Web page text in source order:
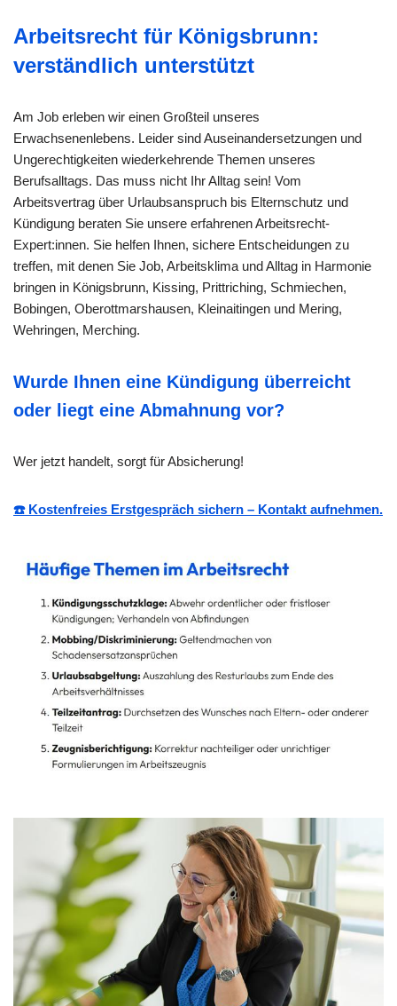
Arbeitsrecht für Königsbrunn:
verständlich unterstützt
Am Job erleben wir einen Großteil unseres
Erwachsenenlebens. Leider sind Auseinandersetzungen und
Ungerechtigkeiten wiederkehrende Themen unseres
Berufsalltags. Das muss nicht Ihr Alltag sein! Vom
Arbeitsvertrag über Urlaubsanspruch bis Elternschutz und
Kündigung beraten Sie unsere erfahrenen Arbeitsrecht-
Expert:innen. Sie helfen Ihnen, sichere Entscheidungen zu
treffen, mit denen Sie Job, Arbeitsklima und Alltag in Harmonie
bringen in Königsbrunn, Kissing, Prittriching, Schmiechen,
Bobingen, Oberottmarshausen, Kleinaitingen und Mering,
Wehringen, Merching.
Wurde Ihnen eine Kündigung überreicht
oder liegt eine Abmahnung vor?
Wer jetzt handelt, sorgt für Absicherung!
☎️ Kostenfreies Erstgespräch sichern – Kontakt aufnehmen.